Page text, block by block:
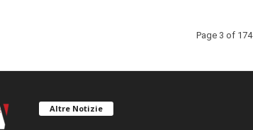
Page 3 of 174
Altre Notizie